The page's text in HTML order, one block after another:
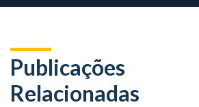
Publicações
Relacionadas